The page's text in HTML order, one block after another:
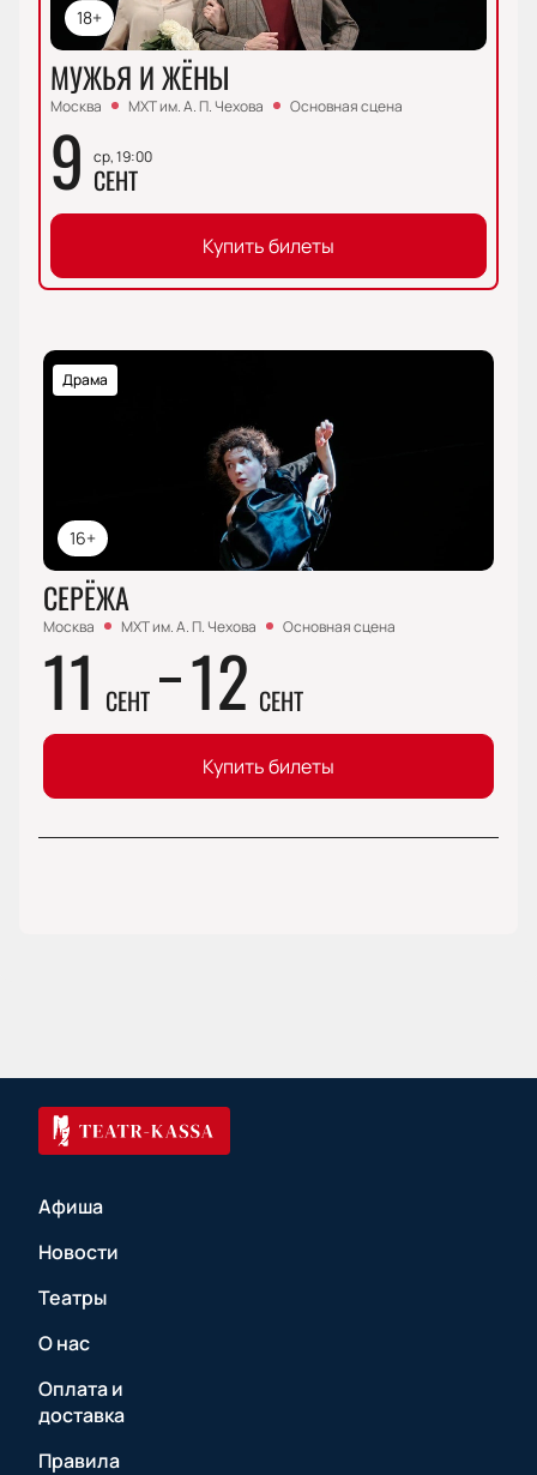
18+
МУЖЬЯ И ЖЁНЫ
Москва МХТ им. А. П. Чехова Основная сцена
9 ср, 19:00
СЕНТ
Купить билеты
16+
Драма
СЕРЁЖА
Москва МХТ им. А. П. Чехова Основная сцена
11 СЕНТ 12 СЕНТ
Купить билеты
Афиша
Новости
Театры
О нас
Оплата и
доставка
Правила